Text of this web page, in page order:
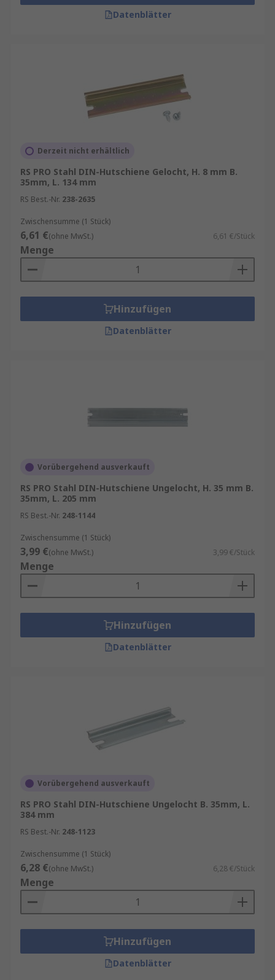
Datenblätter
Derzeit nicht erhältlich
RS PRO Stahl DIN-Hutschiene Gelocht, H. 8 mm B.
35mm, L. 134 mm
RS Best.-Nr. 238-2635
Zwischensumme (1 Stück)
6,61 €(ohne MwSt.) 6,61 €/Stück
Menge
Hinzufügen
Datenblätter
Vorübergehend ausverkauft
RS PRO Stahl DIN-Hutschiene Ungelocht, H. 35 mm B.
35mm, L. 205 mm
RS Best.-Nr. 248-1144
Zwischensumme (1 Stück)
3,99 €(ohne MwSt.) 3,99 €/Stück
Menge
Hinzufügen
Datenblätter
Vorübergehend ausverkauft
RS PRO Stahl DIN-Hutschiene Ungelocht B. 35mm, L.
384 mm
RS Best.-Nr. 248-1123
Zwischensumme (1 Stück)
6,28 €(ohne MwSt.) 6,28 €/Stück
Menge
Hinzufügen
Datenblätter